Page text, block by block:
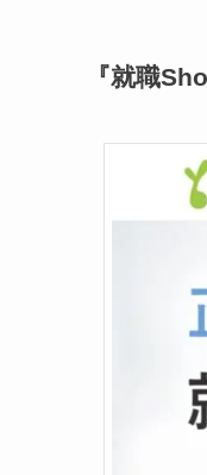
『就職